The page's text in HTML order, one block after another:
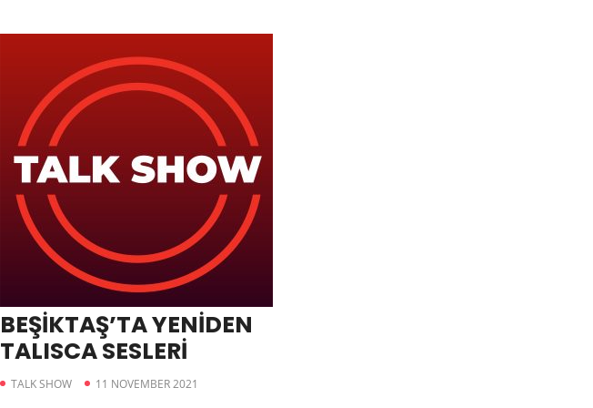
BEŞİKTAŞ’TA YENİDEN
TALISCA SESLERİ
TALK SHOW 11 NOVEMBER 2021